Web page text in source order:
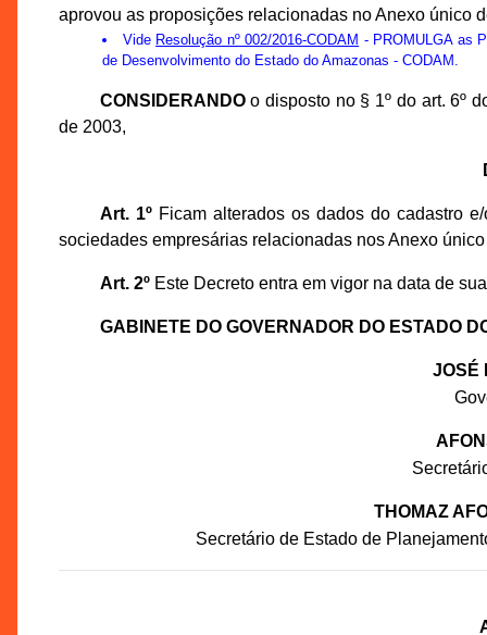
aprovou as proposições relacionadas no Anexo único
Vide Resolução nº 002/2016-CODAM - PROMULGA as
de Desenvolvimento do Estado do Amazonas - CODAM.
CONSIDERANDOo disposto no § 1º do art. 6º
de 2003,
Art. 1ºFicam alterados os dados do cadastro
sociedades empresárias relacionadas nos Anexo
Art. 2ºEste Decreto entra em vigor na data de
GABINETE DO GOVERNADOR DO ESTADO
JOSÉ
THOMAZ
Secretário de Estado de